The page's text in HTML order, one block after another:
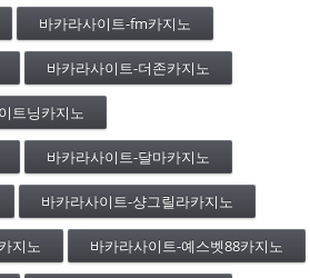
바카라사이트-fm카지노
바카라사이트-더존카지노
트닝카지노
바카라사이트-달마카지노
바카라사이트-샹그릴라카지노
지노 바카라사이트-예스벳88카지노